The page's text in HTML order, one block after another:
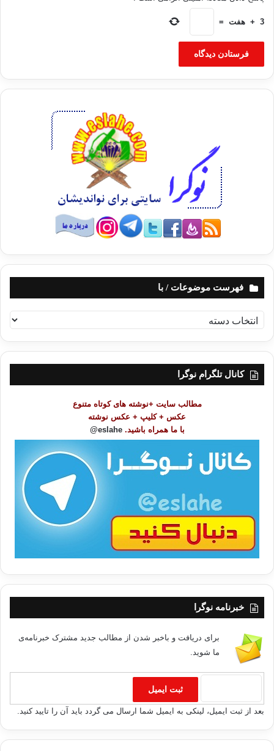
3
+ هفت =
فهرست موضوعات / با
ه
ر
کانال تلگرام نوگرا
مطالب سایت +نوشته های کوتاه متنوع
عکس + کلیپ + عکس نوشته
با ما همراه باشید. eslahe@
خبرنامه نوگرا
برای دریافت و باخبر شدن از مطالب جدید مشترک خبرنامه‌ی
ما شوید.
بعد از ثبت ایمیل، لینکی به ایمیل شما ارسال می گردد باید آن را تایید کنید.